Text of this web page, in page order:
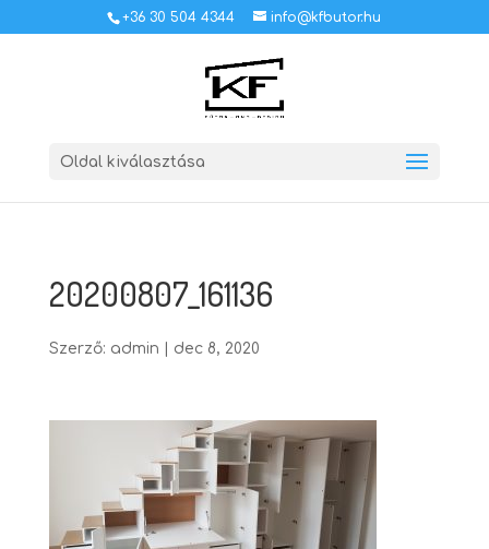
+36 30 504 4344 info@kfbutor.hu
Oldal kiválasztása
20200807_161136
Szerző: admin dec 8, 2020